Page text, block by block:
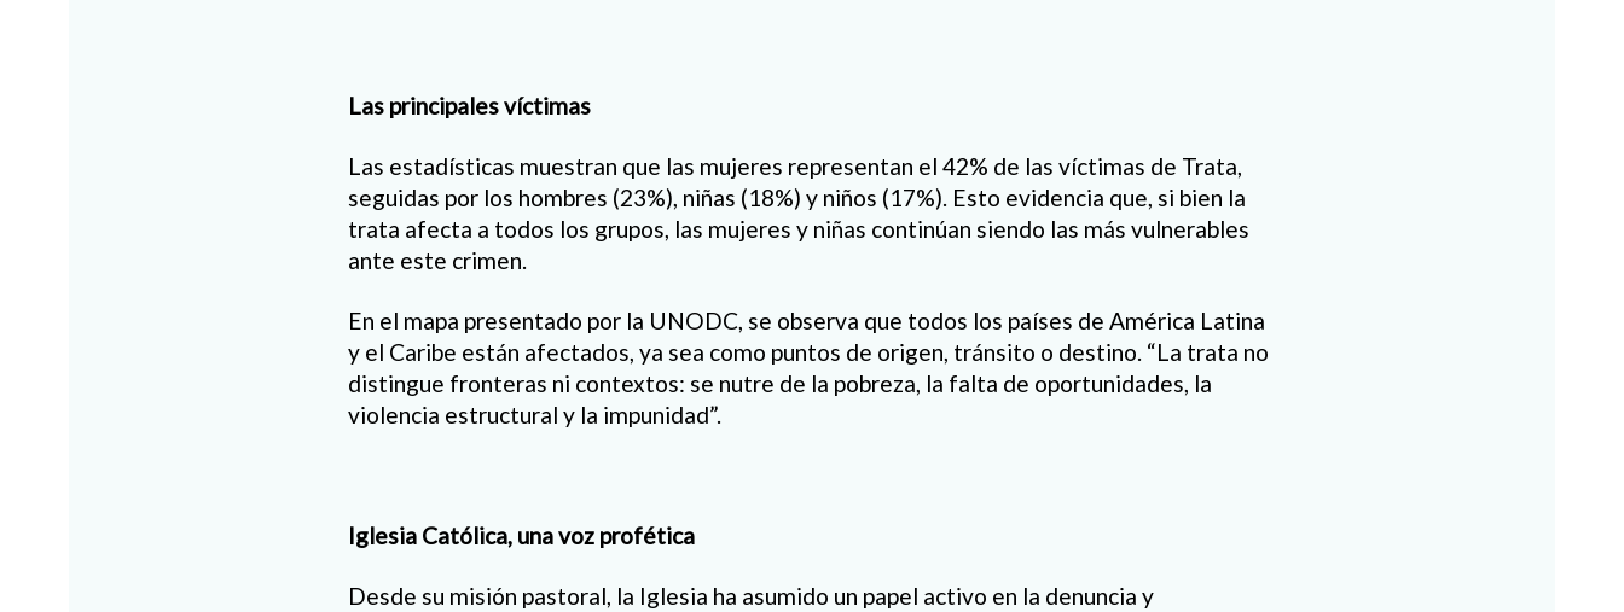
Las principales víctimas
Las estadísticas muestran que las mujeres representan el 42% de las víctimas de Trata,
seguidas por los hombres (23%), niñas (18%) y niños (17%). Esto evidencia que, si bien la
trata afecta a todos los grupos, las mujeres y niñas continúan siendo las más vulnerables
ante este crimen.
En el mapa presentado por la UNODC, se observa que todos los países de América Latina
y el Caribe están afectados, ya sea como puntos de origen, tránsito o destino. “La trata no
distingue fronteras ni contextos: se nutre de la pobreza, la falta de oportunidades, la
violencia estructural y la impunidad”.
Iglesia Católica, una voz profética
Desde su misión pastoral, la Iglesia ha asumido un papel activo en la denuncia y